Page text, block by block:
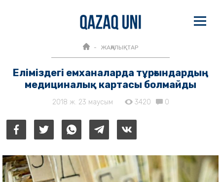
ЖАҢАЛЫҚТАР
Еліміздегі емханаларда тұрғындардың
медициналық картасы болмайды
2018 ж. 23 маусым 3420 0